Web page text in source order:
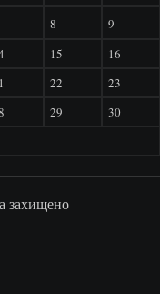
8
9
15
16
22
23
29
30
захищено